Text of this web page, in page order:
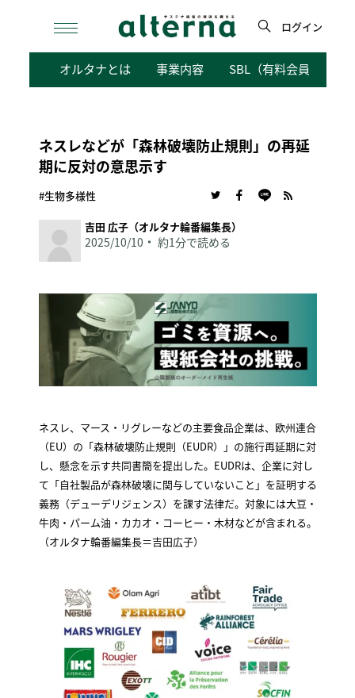
検
ログイン
オルタナとは 事業内容 SBL（有料会員向けサ
ネスレなどが「森林破壊防止規則」の再延
期に反対の意思示す
#生物多様性
吉田 広子（オルタナ輪番編集長）
2025/10/10 約1分で読める
ネスレ、マース・リグレーなどの主要食品企業は、欧州連合
（EU）の「森林破壊防止規則（EUDR）」の施行再延期に対
し、懸念を示す共同書簡を提出した。EUDRは、企業に対し
て「自社製品が森林破壊に関与していないこと」を証明する
義務（デューデリジェンス）を課す法律だ。対象には大豆・
牛肉・パーム油・カカオ・コーヒー・木材などが含まれる。
（オルタナ輪番編集長＝吉田広子）